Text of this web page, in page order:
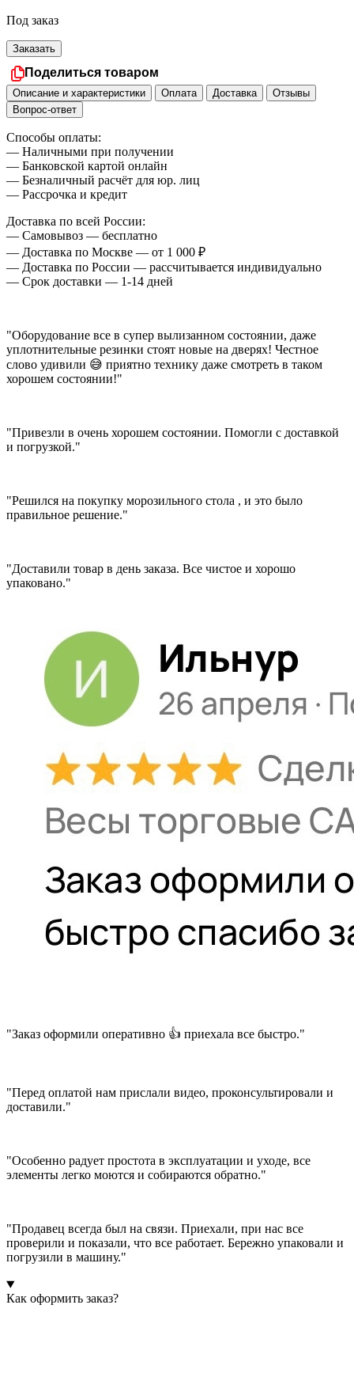
Под заказ
Заказать
Поделиться товаром
Описание и характеристики Оплата Доставка
Отзывы
Вопрос-ответ
Способы оплаты:
— Наличными при получении
— Банковской картой онлайн
— Безналичный расчёт для юр. лиц
— Рассрочка и кредит
Доставка по всей России:
— Самовывоз — бесплатно
— Доставка по Москве — от 1 000 ₽
— Доставка по России — рассчитывается индивидуально
— Срок доставки — 1-14 дней
"Оборудование все в супер вылизанном состоянии, даже
уплотнительные резинки стоят новые на дверях! Честное
слово удивили 😅 приятно технику даже смотреть в таком
хорошем состоянии!"
"Привезли в очень хорошем состоянии. Помогли с доставкой
и погрузкой."
"Решился на покупку морозильного стола , и это было
правильное решение."
"Доставили товар в день заказа. Все чистое и хорошо
упаковано."
"Заказ оформили оперативно 👍 приехала все быстро."
"Перед оплатой нам прислали видео, проконсультировали и
доставили."
"Особенно радует простота в эксплуатации и уходе, все
элементы легко моются и собираются обратно."
"Продавец всегда был на связи. Приехали, при нас все
проверили и показали, что все работает. Бережно упаковали и
погрузили в машину."
Как оформить заказ?